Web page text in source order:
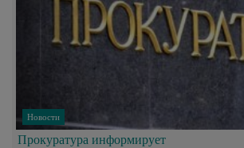
Новости
Прокуратура информирует